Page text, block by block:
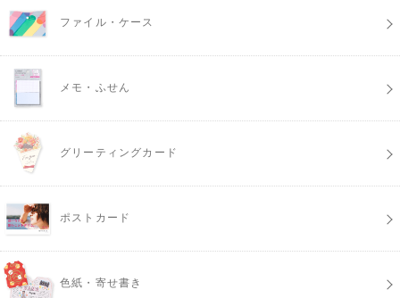
ファイル・ケース
メモ・ふせん
グリーティングカード
ポストカード
色紙・寄せ書き